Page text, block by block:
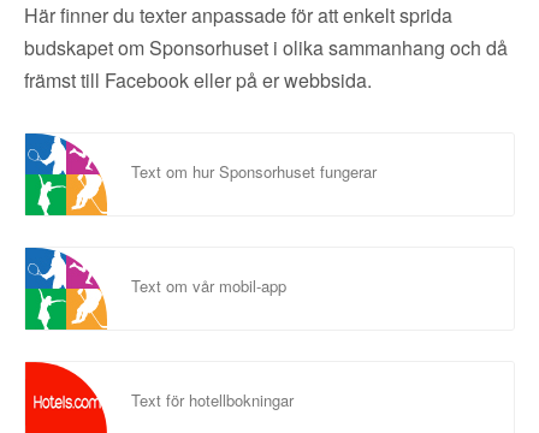
Här finner du texter anpassade för att enkelt sprida
budskapet om Sponsorhuset i olika sammanhang och då
främst till Facebook eller på er webbsida.
Text om hur Sponsorhuset fungerar
Text om vår mobil-app
Text för hotellbokningar